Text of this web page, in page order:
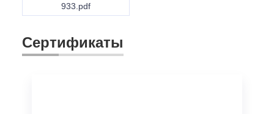
933.pdf
Сертификаты